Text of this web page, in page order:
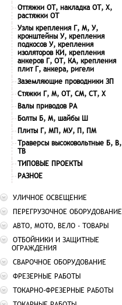
Оттяжки ОТ, накладка ОТ, Х,
растяжки ОТ
Узлы крепления Г, М, У,
кронштейны У, крепления
подкосов У, крепления
изоляторов КИ, крепления
анкеров Г, ОТ, КА, крепления
плит Г, анкера, ригели
Заземляющие проводники ЗП
Стяжки Г, М, ОТ, СМ, СТ, Х
Валы приводов РА
Болты Б, М, шайбы Ш
Плиты Г, МП, МУ, П, ПМ
Траверсы высоковольтные Б, В,
ТВ
ТИПОВЫЕ ПРОЕКТЫ
РАЗНОЕ
УЛИЧНОЕ ОСВЕЩЕНИЕ
ПЕРЕГРУЗОЧНОЕ ОБОРУДОВАНИЕ
АВТО, МОТО, ВЕЛО - ТОВАРЫ
ОТБОЙНИКИ И ЗАЩИТНЫЕ
ОГРАЖДЕНИЯ
СВАРОЧНОЕ ОБОРУДОВАНИЕ
ФРЕЗЕРНЫЕ РАБОТЫ
ТОКАРНО-ФРЕЗЕРНЫЕ РАБОТЫ